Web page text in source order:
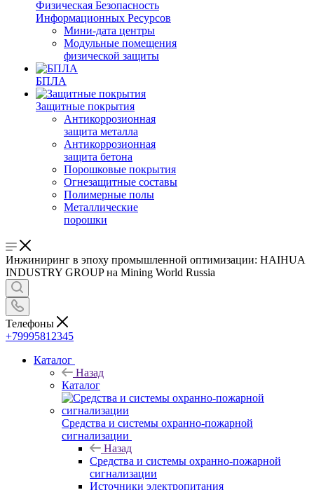
Физическая Безопасность
Информационных Ресурсов
Мини-дата центры
Модульные помещения
физической защиты
БПЛА
Защитные покрытия
Антикоррозионная
защита металла
Антикоррозионная
защита бетона
Порошковые покрытия
Огнезащитные составы
Полимерные полы
Металлические
порошки
Инжиниринг в эпоху промышленной оптимизации: HAIHUA
INDUSTRY GROUP на Mining World Russia
Телефоны
+79995812345
Каталог
Назад
Каталог
Средства и системы охранно-пожарной
сигнализации
Назад
Средства и системы охранно-пожарной
сигнализации
Источники электропитания